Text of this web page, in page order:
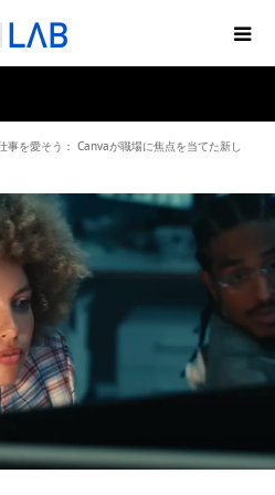
事を愛そう： Canvaが職場に焦点を当てた新し